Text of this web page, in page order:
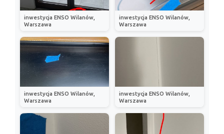
inwestycja ENSO Wilanów,
Warszawa
inwestycja ENSO Wilanów,
Warszawa
inwestycja ENSO Wilanów,
Warszawa
inwestycja ENSO Wilanów,
Warszawa